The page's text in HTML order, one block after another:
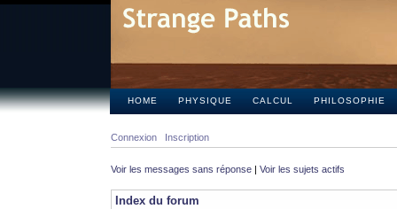
HOME PHYSIQUE CALCUL PHILOSOPHIE
Connexion Inscription
Voir les messages sans réponse | Voir les sujets actifs
Index du forum